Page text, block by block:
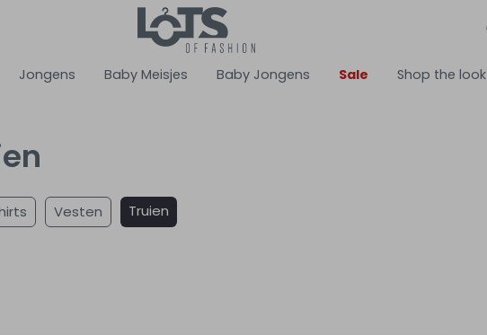
Jongens Baby Meisjes Baby Jongens Sale Shop the look
Truien
Vesten